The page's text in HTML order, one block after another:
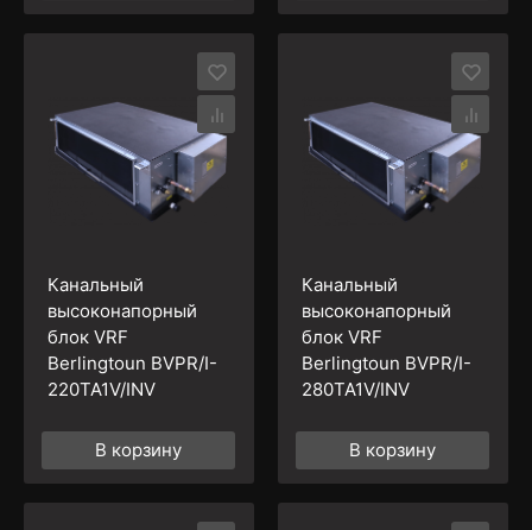
Канальный
высоконапорный
блок VRF
Berlingtoun BVPR/I-
220TA1V/INV
В корзину
Канальный
высоконапорный
блок VRF
Berlingtoun BVPR/I-
280TA1V/INV
В корзину